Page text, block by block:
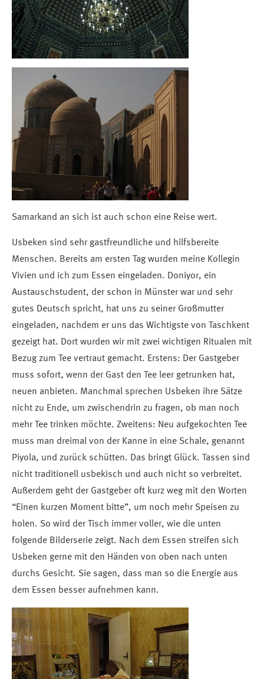
Samarkand an sich ist auch schon eine Reise wert.
Usbeken sind sehr gastfreundliche und hilfsbereite
Menschen. Bereits am ersten Tag wurden meine Kollegin
Vivien und ich zum Essen eingeladen. Doniyor, ein
Austauschstudent, der schon in Münster war und sehr
gutes Deutsch spricht, hat uns zu seiner Großmutter
eingeladen, nachdem er uns das Wichtigste von Taschkent
gezeigt hat. Dort wurden wir mit zwei wichtigen Ritualen mit
Bezug zum Tee vertraut gemacht. Erstens: Der Gastgeber
muss sofort, wenn der Gast den Tee leer getrunken hat,
neuen anbieten. Manchmal sprechen Usbeken ihre Sätze
nicht zu Ende, um zwischendrin zu fragen, ob man noch
mehr Tee trinken möchte. Zweitens: Neu aufgekochten Tee
muss man dreimal von der Kanne in eine Schale, genannt
Piyola, und zurück schütten. Das bringt Glück. Tassen sind
nicht traditionell usbekisch und auch nicht so verbreitet.
Außerdem geht der Gastgeber oft kurz weg mit den Worten
“Einen kurzen Moment bitte”, um noch mehr Speisen zu
holen. So wird der Tisch immer voller, wie die unten
folgende Bilderserie zeigt. Nach dem Essen streifen sich
Usbeken gerne mit den Händen von oben nach unten
durchs Gesicht. Sie sagen, dass man so die Energie aus
dem Essen besser aufnehmen kann.